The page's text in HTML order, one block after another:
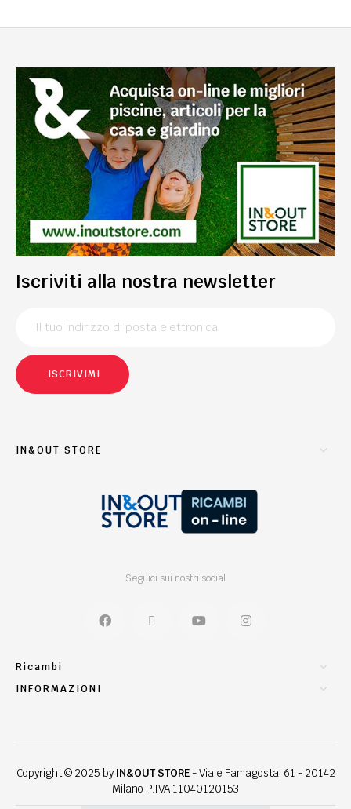
Iscriviti alla nostra newsletter
ISCRIVIMI
IN&OUT STORE
Seguici sui nostri social
Ricambi
INFORMAZIONI
Copyright © 2025 byIN&OUT STORE- Viale Famagosta, 61 - 20142
Milano P.IVA 11040120153